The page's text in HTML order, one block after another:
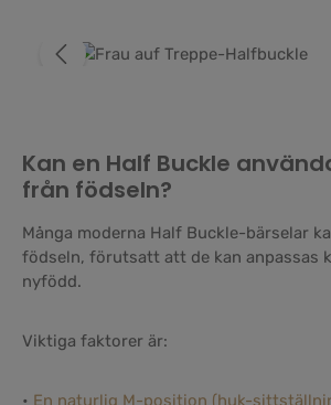
Hoppa över bildgalleri
Kan en Half Buckle
från födseln?
Många moderna Half Buckle-bärselar
födseln, förutsatt att de kan anpassas
nyfödd.
Viktiga faktorer är:
• En naturlig M-position (huk-